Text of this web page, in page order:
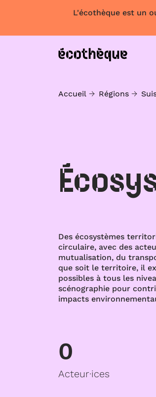
L'écothèque est un
Accueil Régions
Des écosystèmes
circulaire, avec des
mutualisation, du
que soit le territoire, il
possibles à tous les
scénographie pour
impacts
0
Acteur·ices